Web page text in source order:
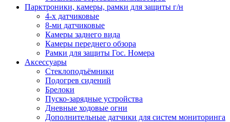
Парктроники, камеры, рамки для защиты г/н
4-х датчиковые
8-ми датчиковые
Камеры заднего вида
Камеры переднего обзора
Рамки для защиты Гос. Номера
Аксессуары
Стеклоподъёмники
Подогрев сидений
Брелоки
Пуско-зарядные устройства
Дневные ходовые огни
Дополнительные датчики для систем мониторинга